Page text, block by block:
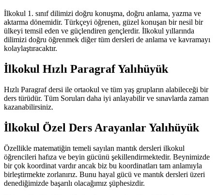
İlkokul 1. sınıf dilimizi doğru konuşma, doğru anlama, yazma ve
aktarma dönemidir. Türkçeyi öğrenen, güzel konuşan bir nesil bir
ülkeyi temsil eden ve güçlendiren gençlerdir. İlkokul yıllarında
dilimizi doğru öğrenmek diğer tüm dersleri de anlama ve kavramayı
kolaylaştıracaktır.
İlkokul Hızlı Paragraf Yalıhüyük
Hızlı Paragraf dersi ile ortaokul ve tüm yaş grupların alabileceği bir
ders türüdür. Tüm Soruları daha iyi anlayabilir ve sınavlarda zaman
kazanabilirsiniz.
İlkokul Özel Ders Arayanlar Yalıhüyük
Özellikle matematiğin temeli sayılan mantık dersleri ilkokul
öğrencileri hafıza ve beyin gücünü şekillendirmektedir. Beynimizde
bir çok koordinat vardır ancak biz bu koordinatları tam anlamıyla
birleştirmekte zorlanırız. Bunu hayal gücü ve mantık dersleri üzeri
denediğimizde başarılı olacağımız şüphesizdir.